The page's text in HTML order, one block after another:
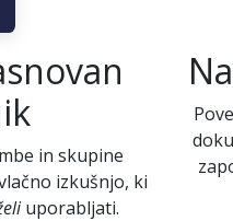
in skupine
izkušnjo, ki
uporabljati.